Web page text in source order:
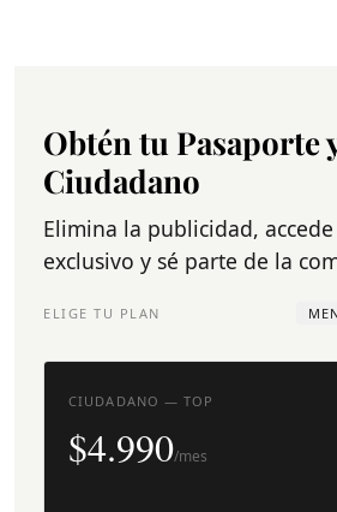
Obtén tu Pasaporte
Ciudadano
Elimina la publicidad,
exclusivo y sé parte de la
ELIGE TU PLAN
CIUDADANO — TOP
$4.990/mes